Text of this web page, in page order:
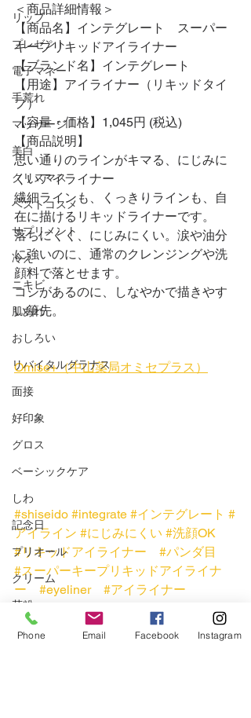
リップ
プレゼント
電子マネー
手荒れ
マッサージ
美白
クリスマス
ベストコスメ
サプリメント
冷え
ニキビ
肌あれ
おしろい
リバイタルグラナス
面接
好印象
グロス
ベーシックケア
しわ
記念日
プリオール
クリーム
花粉
ハンドクリーム
＜商品詳細情報＞
【商品名】インテグレート　スーパー
キープリキッドアイライナー
【ブランド名】インテグレート
【用途】アイライナー（リキッドタイ
プ）
【容量・価格】1,045円 (税込)
【商品説明】
思い通りのラインがキマる、にじみに
くいアイライナー
繊細ラインも、くっきりラインも、自
在に描けるリキッドライナーです。
落ちにくく、にじみにくい。涙や油分
に強いのに、通常のクレンジングや洗
顔料で落とせます。
コシがあるのに、しなやかで描きやす
い筆先。
Omise+（中山薬局オミセプラス）
#shiseido #integrate #インテグレート #
アイライン #にじみにくい #洗顔OK
#リキッドアイライナー
#パンダ目
#スーパーキープリキッドアイライナ
ー
#eyeliner #アイライナー
メイク
アイメイク
Phone Email Facebook Instagram